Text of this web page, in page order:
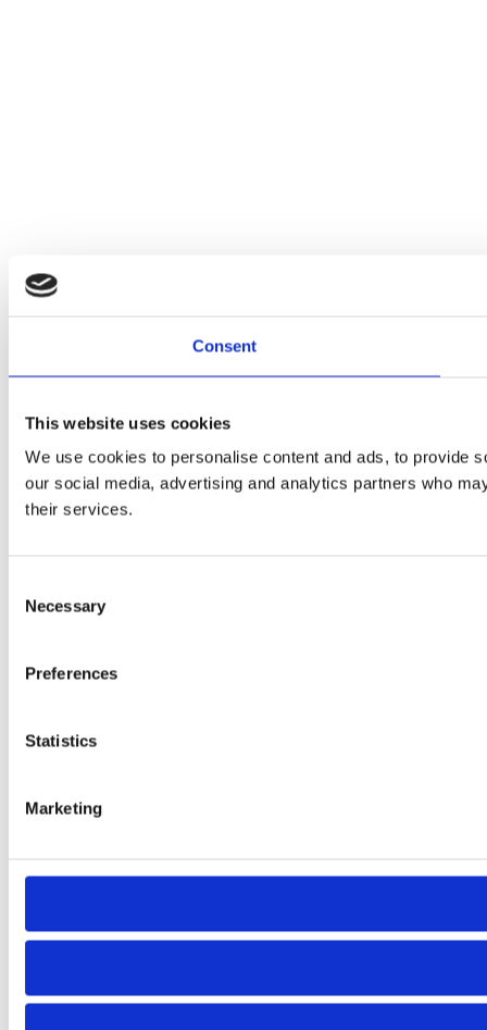
Consent
This website uses cookies
We use cookies to personalise content and ads, to provide
our social media, advertising and analytics partners who
their services.
Selection
Necessary
Preferences
Statistics
Marketing